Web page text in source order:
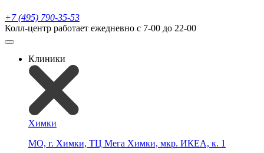
+7 (495) 790-35-53
Колл-центр работает ежедневно с 7-00 до 22-00
Клиники
Химки
МО, г. Химки, ТЦ Мега Химки, мкр. ИКЕА, к. 1